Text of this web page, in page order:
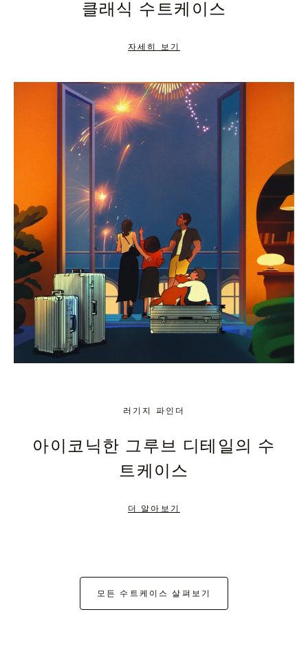
TO
UNMUTE
클래식 수트케이스
자세히 보기
러기지 파인더
아이코닉한 그루브 디테일의 수
트케이스
더 알아보기
모든 수트케이스 살펴보기